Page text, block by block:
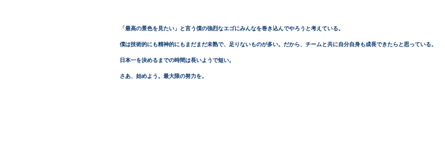
「最高の景色を見たい」と言う僕の強烈なエゴにみんなを巻き込んでやろうと考えている。
僕は技術的にも精神的にもまだまだ未熟で、足りないものが多い。だから、チームと共に自分自身も成長できたらと思っている。
日本一を決めるまでの時間は長いようで短い。
さあ、始めよう。最大限の努力を。